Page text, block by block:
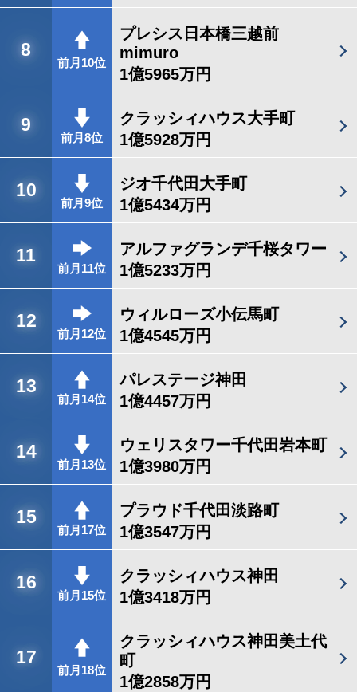
8
前月10位
プレシス日本橋三越前
mimuro
1億5965万円
9
前月8位
クラッシィハウス大手町
1億5928万円
10
前月9位
ジオ千代田大手町
1億5434万円
11
前月11位
アルファグランデ千桜タワー
1億5233万円
12
前月12位
ウィルローズ小伝馬町
1億4545万円
13
前月14位
パレステージ神田
1億4457万円
14
前月13位
ウェリスタワー千代田岩本町
1億3980万円
15
前月17位
プラウド千代田淡路町
1億3547万円
16
前月15位
クラッシィハウス神田
1億3418万円
17
前月18位
クラッシィハウス神田美土代
町
1億2858万円